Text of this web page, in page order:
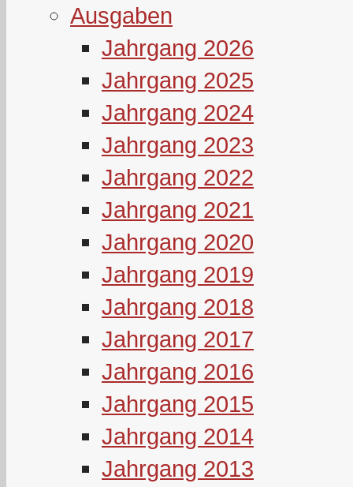
Ausgaben
Jahrgang 2026
Jahrgang 2025
Jahrgang 2024
Jahrgang 2023
Jahrgang 2022
Jahrgang 2021
Jahrgang 2020
Jahrgang 2019
Jahrgang 2018
Jahrgang 2017
Jahrgang 2016
Jahrgang 2015
Jahrgang 2014
Jahrgang 2013